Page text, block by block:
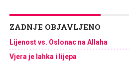
ZADNJE OBJAVLJENO
Lijenost vs. Oslonac na Allaha
Vjera je lahka i lijepa